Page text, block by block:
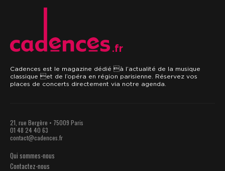
.fr
Cadences est le magazine dédié à l’actualité de la musique
classique et de l’opéra en région parisienne. Réservez vos
places de concerts directement via notre agenda.
21, rue Bergère • 75009 Paris
01 48 24 40 63
contact@cadences.fr
Qui sommes-nous
Contactez-nous